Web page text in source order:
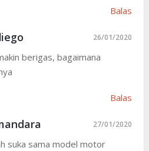
Balas
26/01/2020
berigas, bagaimana
Balas
27/01/2020
suka sama model motor